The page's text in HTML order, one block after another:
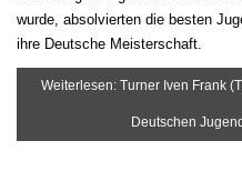
wurde, absolvierten die besten
ihre Deutsche Meisterschaft.
Weiterlesen: Turner Iven Frank
Deutschen